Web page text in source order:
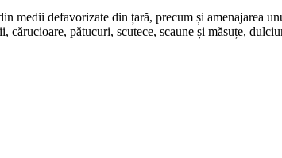
defavorizate din țară, precum și amenajarea
cărucioare, pătucuri, scutece, scaune și măsuțe,